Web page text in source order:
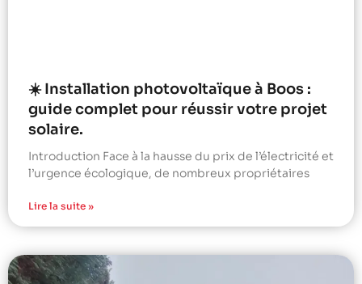
☀️ Installation photovoltaïque à Boos :
guide complet pour réussir votre projet
solaire.
Introduction Face à la hausse du prix de l’électricité et
l’urgence écologique, de nombreux propriétaires
Lire la suite »